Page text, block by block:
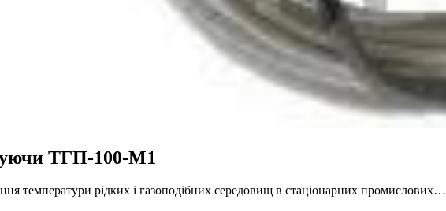
ТГП-100-М1
температури рідких і газоподібних середовищ в стаціонарних промислових…